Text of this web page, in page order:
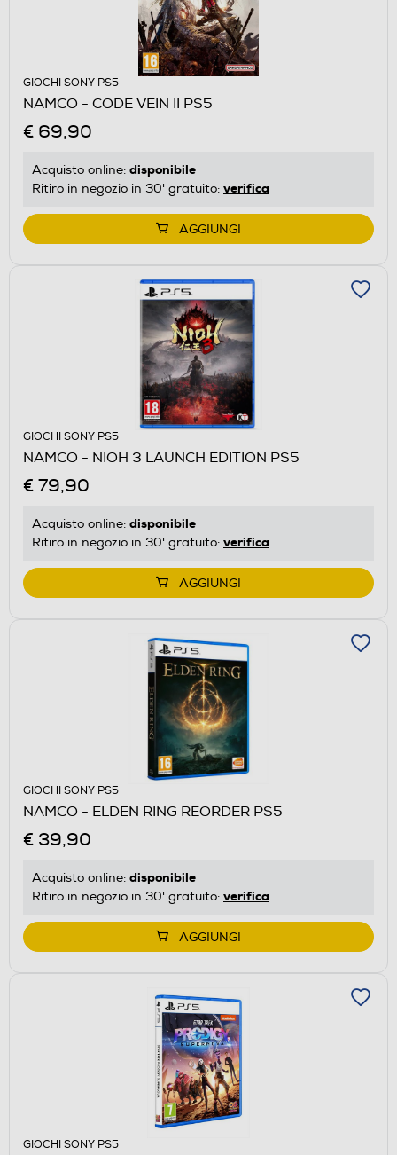
GIOCHI SONY PS5
NAMCO - CODE VEIN II PS5
€ 69,90
Acquisto online: disponibile
Ritiro in negozio in 30' gratuito: verifica
AGGIUNGI
GIOCHI SONY PS5
NAMCO - NIOH 3 LAUNCH EDITION PS5
€ 79,90
Acquisto online: disponibile
Ritiro in negozio in 30' gratuito: verifica
AGGIUNGI
GIOCHI SONY PS5
NAMCO - ELDEN RING REORDER PS5
€ 39,90
Acquisto online: disponibile
Ritiro in negozio in 30' gratuito: verifica
AGGIUNGI
GIOCHI SONY PS5